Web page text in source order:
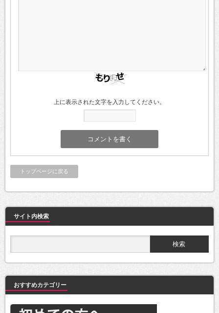
上に表示された文字を入力してください。
トップページに戻る
サイト内検索
おすすめカテゴリー